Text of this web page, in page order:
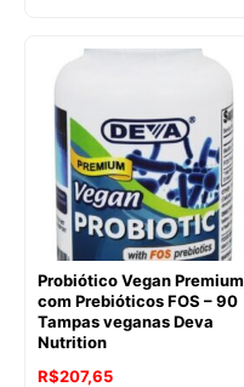
Probiótico Vegan Premium
com Prebióticos FOS – 90
Tampas veganas Deva
Nutrition
R$207,65